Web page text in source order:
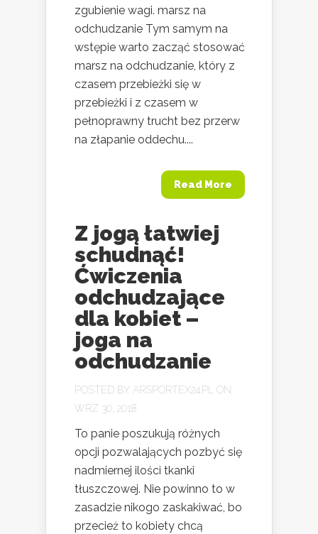
zgubienie wagi. marsz na
odchudzanie Tym samym na
wstępie warto zacząć stosować
marsz na odchudzanie, który z
czasem przebieżki się w
przebieżki i z czasem w
pełnoprawny trucht bez przerw
na złapanie oddechu....
Read More
Z jogą łatwiej
schudnąć!
Ćwiczenia
odchudzające
dla kobiet –
joga na
odchudzanie
POSTED BY ARSPORTEX24.PL
ON
WRZ 30, 2018
To panie poszukują różnych
opcji pozwalających pozbyć się
nadmiernej ilości tkanki
tłuszczowej. Nie powinno to w
zasadzie nikogo zaskakiwać, bo
przecież to kobiety chcą